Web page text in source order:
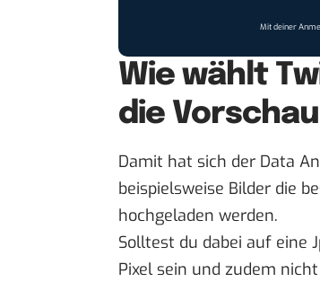
Mit deiner
Wie wählt
die
Damit hat sich der Data
beispielsweise Bilder die
hochgeladen werden.
Solltest du dabei auf eine
Pixel sein und zudem